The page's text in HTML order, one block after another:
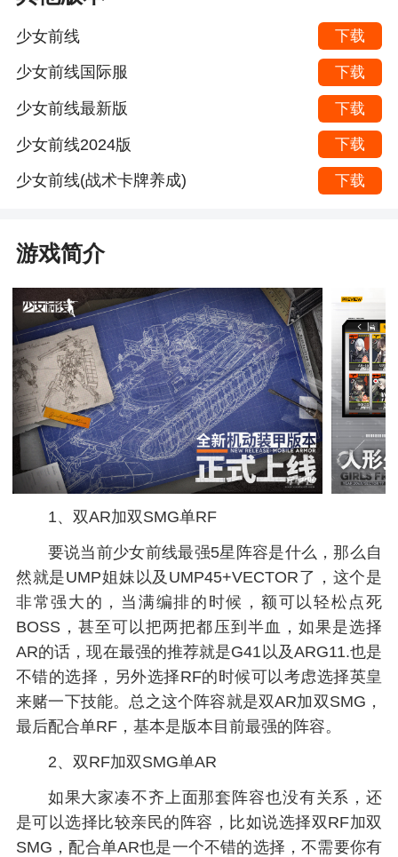
少女前线 下载
少女前线国际服 下载
少女前线最新版 下载
少女前线2024版 下载
少女前线(战术卡牌养成) 下载
游戏简介
1、双AR加双SMG单RF
要说当前少女前线最强5星阵容是什么，那么自
然就是UMP姐妹以及UMP45+VECTOR了，这个是
非常强大的，当满编排的时候，额可以轻松点死
BOSS，甚至可以把两把都压到半血，如果是选择
AR的话，现在最强的推荐就是G41以及ARG11.也是
不错的选择，另外选择RF的时候可以考虑选择英皇
来赌一下技能。总之这个阵容就是双AR加双SMG，
最后配合单RF，基本是版本目前最强的阵容。
2、双RF加双SMG单AR
如果大家凑不齐上面那套阵容也没有关系，还
是可以选择比较亲民的阵容，比如说选择双RF加双
SMG，配合单AR也是一个不错的选择，不需要你有